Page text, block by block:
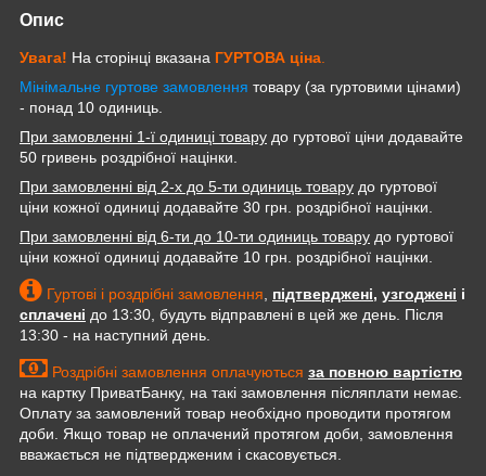
Опис
Увага! На сторінці вказана ГУРТОВА ціна
Мінімальне гуртове замовлення товару (за гуртовими цінами)
- понад 10 одиниць.
При замовленні 1-ї одиниці товару до гуртової ціни додавайте
50 гривень роздрібної націнки.
При замовленні від 2-х до 5-ти одиниць товару до гуртової
ціни кожної одиниці додавайте 30 грн. роздрібної націнки.
При замовленні від 6-ти до 10-ти одиниць товару до гуртової
ціни кожної одиниці додавайте 10 грн. роздрібної націнки.
Гуртові і роздрібні замовлення підтверджені, узгоджені і
сплачені до 13:30, будуть відправлені в цей же день. Після
13:30 - на наступний день.
Роздрібні замовлення оплачуються за повною вартістю
на картку ПриватБанку, на такі замовлення післяплати немає.
Оплату за замовлений товар необхідно проводити протягом
доби. Якщо товар не оплачений протягом доби, замовлення
вважається не підтвердженим і скасовується.